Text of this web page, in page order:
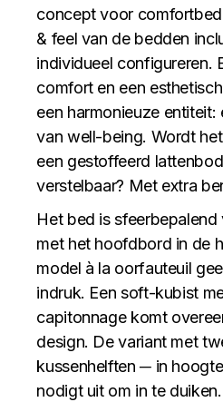
concept voor
& feel van de bedden
individueel configureren.
comfort en een
een harmonieuze entiteit:
van well-being. Wordt
een gestoffeerd
verstelbaar? Met extra
Het bed is
met het hoofdbord in de
model à la oorfauteuil
indruk. Een soft-kubist
capitonnage komt
design. De variant met
kussenhelften ─ in
nodigt uit om in te